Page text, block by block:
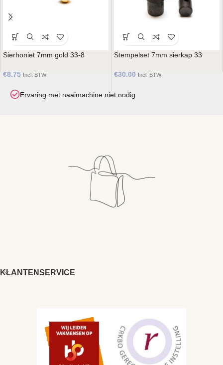
Sierhoniet 7mm gold 33-8
€8.75 Incl. BTW
Stempelset 7mm sierkap 33
€30.00 Incl. BTW
Ervaring met naaimachine niet nodig
KLANTENSERVICE